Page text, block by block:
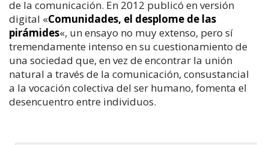
de la comunicación. En 2012 publicó en versión
digital «Comunidades, el desplome de las
pirámides«, un ensayo no muy extenso, pero sí
tremendamente intenso en su cuestionamiento de
una sociedad que, en vez de encontrar la unión
natural a través de la comunicación, consustancial
a la vocación colectiva del ser humano, fomenta el
desencuentro entre individuos.